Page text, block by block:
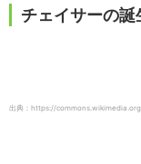
チェイサーの誕
出典：https://